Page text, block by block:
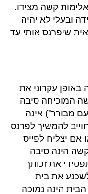
קשה מצידו.
ובעלי לא יהיה
שיפרנס אותי עד
עקרוני את
המוכיחה סיבה
מבורר”) אינה
להמשיך לפרנס
יצליח לפייס
הינה סיבה
את זכותך
את בית
הינה נמוכה